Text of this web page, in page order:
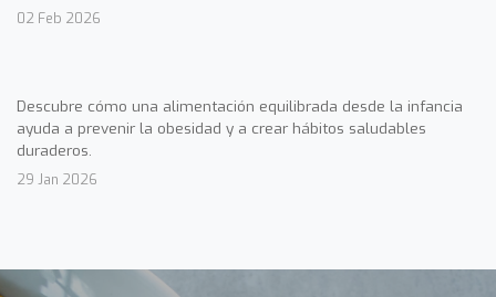
02 Feb 2026
Descubre cómo una alimentación equilibrada desde la infancia
ayuda a prevenir la obesidad y a crear hábitos saludables
duraderos.
29 Jan 2026